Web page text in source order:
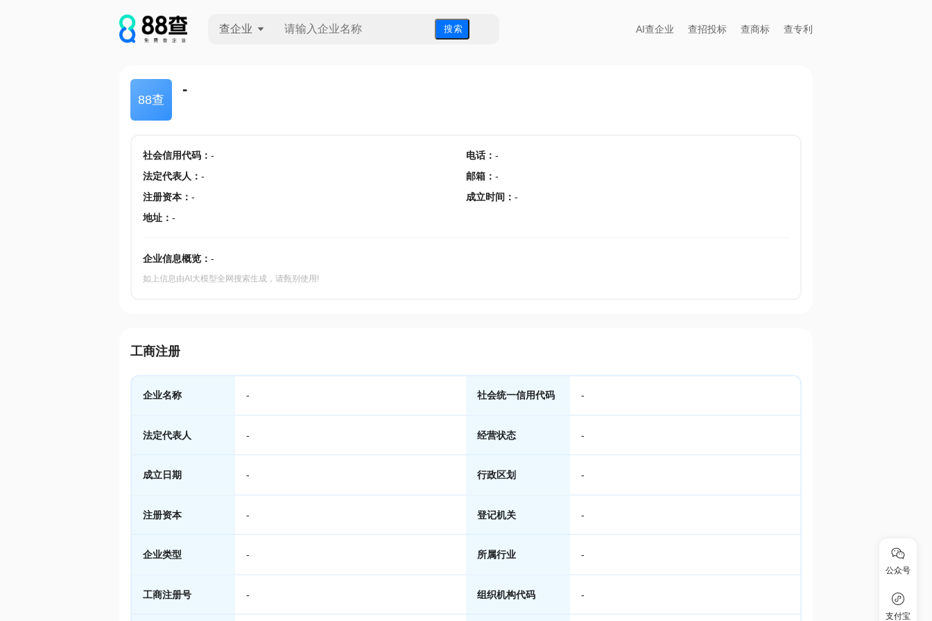
查企业 搜 索 AI查企业 查招投标 查商标 查专利
88查
-
社会信用代码： - 电话： -
法定代表人 ： - 邮箱 ： -
注册资本： - 成立时间 ： -
地址： -
企业信息概览： -
如上信息由AI大模型全网搜索生成，请甄别使用!
工商注册
企业名称 - 社会统一信用代码 -
法定代表人 - 经营状态 -
成立日期 - 行政区划 -
注册资本 - 登记机关 -
企业类型 - 所属行业 -
工商注册号 - 组织机构代码 -
公众号
支付宝